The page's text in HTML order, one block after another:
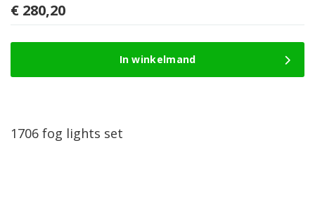
€ 280,20
In winkelmand
1706 fog lights set